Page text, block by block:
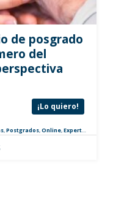
de posgrado
del
¡Lo quiero!
,Postgrados,Online,Expertos